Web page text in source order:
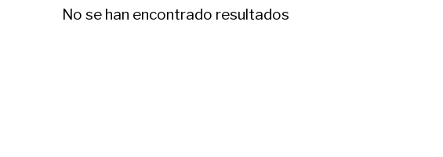
No se han encontrado resultados